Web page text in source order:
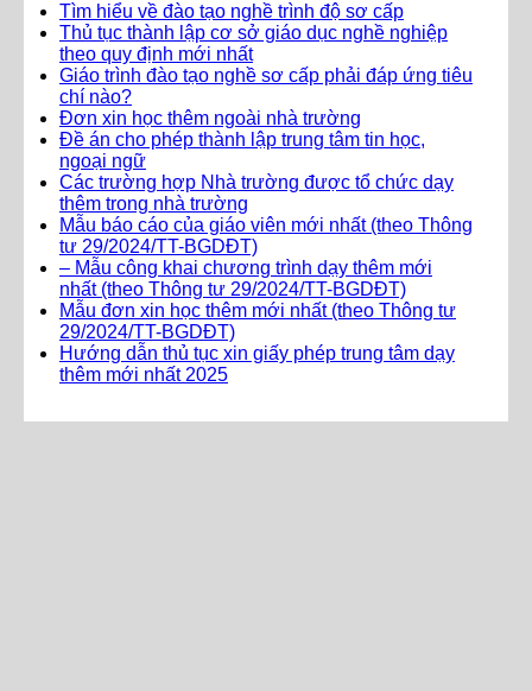
Tìm hiểu về đào tạo nghề trình độ sơ cấp
Thủ tục thành lập cơ sở giáo dục nghề nghiệp
theo quy định mới nhất
Giáo trình đào tạo nghề sơ cấp phải đáp ứng tiêu
chí nào?
Đơn xin học thêm ngoài nhà trường
Đề án cho phép thành lập trung tâm tin học,
ngoại ngữ
Các trường hợp Nhà trường được tổ chức dạy
thêm trong nhà trường
Mẫu báo cáo của giáo viên mới nhất (theo Thông
tư 29/2024/TT-BGDĐT)
– Mẫu công khai chương trình dạy thêm mới
nhất (theo Thông tư 29/2024/TT-BGDĐT)
Mẫu đơn xin học thêm mới nhất (theo Thông tư
29/2024/TT-BGDĐT)
Hướng dẫn thủ tục xin giấy phép trung tâm dạy
thêm mới nhất 2025